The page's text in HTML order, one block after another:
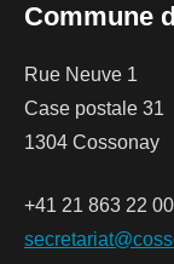
Commune
Rue Neuve 1
Case postale 31
1304 Cossonay
+41 21 863 22 00